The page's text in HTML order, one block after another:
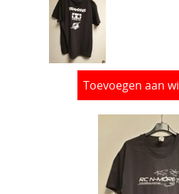
Toevoegen aan